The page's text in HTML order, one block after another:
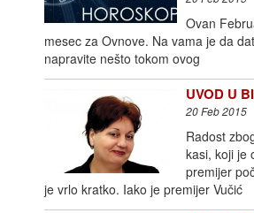
Ovan
mesec za Ovnove. Na vama je da
napravite nešto tokom ovog
UVOD U
20 Feb 2015
Radost
kasi, koji je
premijer
je vrlo kratko. Iako je premijer Vučić